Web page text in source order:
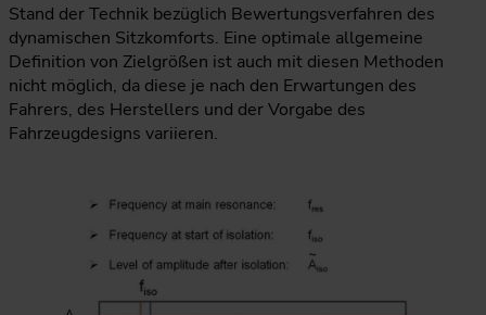
Stand der Technik bezüglich Bewertungsverfahren des
dynamischen Sitzkomforts. Eine optimale allgemeine
Definition von Zielgrößen ist auch mit diesen Methoden
nicht möglich, da diese je nach den Erwartungen des
Fahrers, des Herstellers und der Vorgabe des
Fahrzeugdesigns variieren.